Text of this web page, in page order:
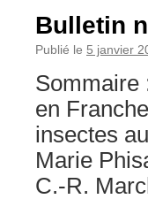
Bulletin
Publié le 5 janvier
Sommaire
en
insectes
Marie
C.-R.